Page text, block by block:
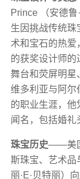
Prince （安德
生因挑战传统珠
术和宝石的热爱
的获奖设计师的
舞台和荧屏明星
维多利亚与阿尔
的职业生涯，他
闻名，包括婚礼
珠宝历史——美
斯珠宝、艺术品
丽·E·贝特丽）